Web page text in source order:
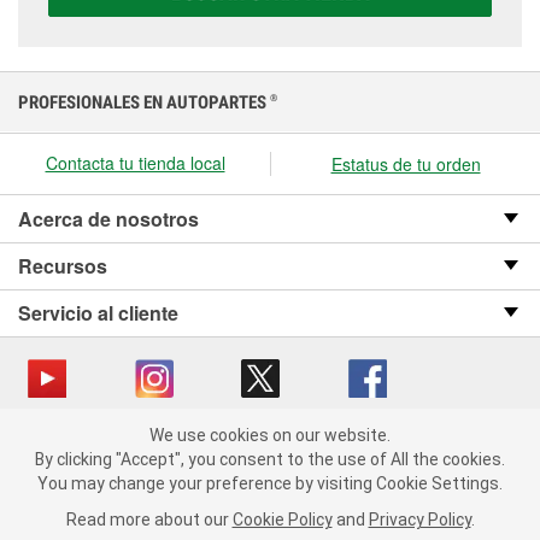
We use cookies on our website. By clicking "Accept", you consent
to the use of All the cookies.
You may change your preference by visiting Cookie Settings.
Read more about our Cookie Policy and Privacy Policy.
PROFESIONALES EN AUTOPARTES ®
Contacta tu tienda local Estatus de tu orden
Acerca de nosotros
Recursos
Servicio al cliente
Copyright © 2008-2026 O’Reilly Auto Parts v OST_3.2.0.0.729 (3) cv1361
catalog_main
Política de privacidad
Ley de transparencia en las cadenas de suministro
de California
We use cookies on our website.
By clicking "Accept", you consent to the use of All the cookies.
You may change your preference by visiting Cookie Settings.
Read more about our Cookie Policy and Privacy Policy.